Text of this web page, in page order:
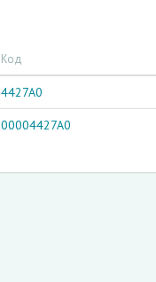
Код
4427A0
00004427A0